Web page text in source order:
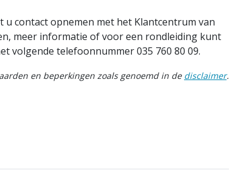
contact opnemen met het Klantcentrum van
meer informatie of voor een rondleiding kunt
volgende telefoonnummer 035 760 80 09.
en beperkingen zoals genoemd in de disclaimer.